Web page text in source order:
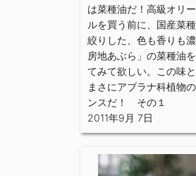
は菜種油だ！高級オリ
ルを買う前に、国産菜
絞りした、色も香りも
房地あぶら」の菜種油
てみて欲しい。この味
まさにアブラナ科植物
ンスだ！ その１
2011年9月 7日